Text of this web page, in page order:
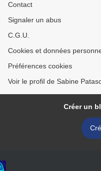
Contact
Signaler un abus
C.G.U.
Cookies et données
Préférences cookies
Voir le profil de Sabine
Créer un